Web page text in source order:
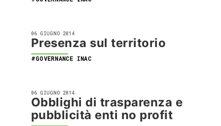
06 GIUGNO 2014
Presenza sul territorio
#GOVERNANCE INAC
06 GIUGNO 2014
Obblighi di trasparenza e
pubblicità enti no profit